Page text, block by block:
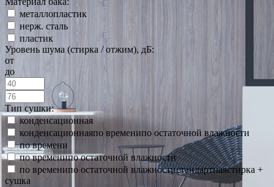
металлопластик
нерж. сталь
пластик
Уровень шума (стирка / отжим), дБ:
от
до
Тип сушки:
конденсационная
конденсационнаяпо временипо остаточной влажности
по времени
по временипо остаточной влажности
по временипо остаточной влажностистандартнаястирка +
сушка